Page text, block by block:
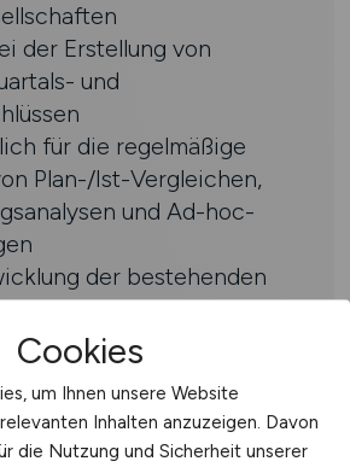
der Erstellung von
und
für die regelmäßige
Plan-/Ist-Vergleichen,
und Ad-hoc-
der bestehenden
und -systeme
Sonderprojekten
Cookies
um Ihnen unsere Website
Inhalten anzuzeigen. Davon
die Nutzung und Sicherheit unserer